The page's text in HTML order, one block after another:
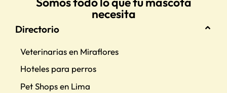
necesita
Directorio
Veterinarias en Miraflores
Hoteles para perros
Pet Shops en Lima